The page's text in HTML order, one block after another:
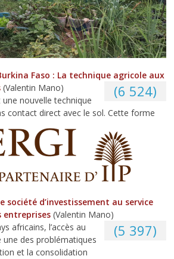
Faso : La technique agricole aux
(Valentin Mano) (6 524)
nouvelle technique
contact direct avec le sol. Cette forme
société d’investissement au service
entreprises (Valentin Mano)
(5 397)
africains, l’accès au
des problématiques
et la consolidation